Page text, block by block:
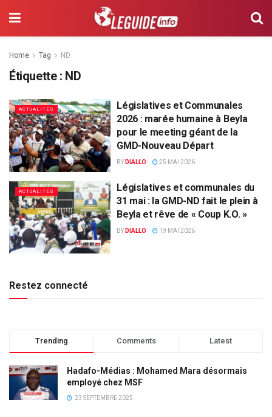
Home Tag ND
Étiquette : ND
ACTUALITÉS
Législatives et Communales
2026 : marée humaine à Beyla
pour le meeting géant de la
GMD-Nouveau Départ
BY DIALLO 25 MAI 2026
ACTUALITÉS
Législatives et communales du
31 mai : la GMD-ND fait le plein à
Beyla et rêve de « Coup K.O. »
BY DIALLO 19 MAI 2026
Restez connecté
Trending Comments Latest
Hadafo-Médias : Mohamed Mara désormais
employé chez MSF
23 SEPTEMBRE 2025